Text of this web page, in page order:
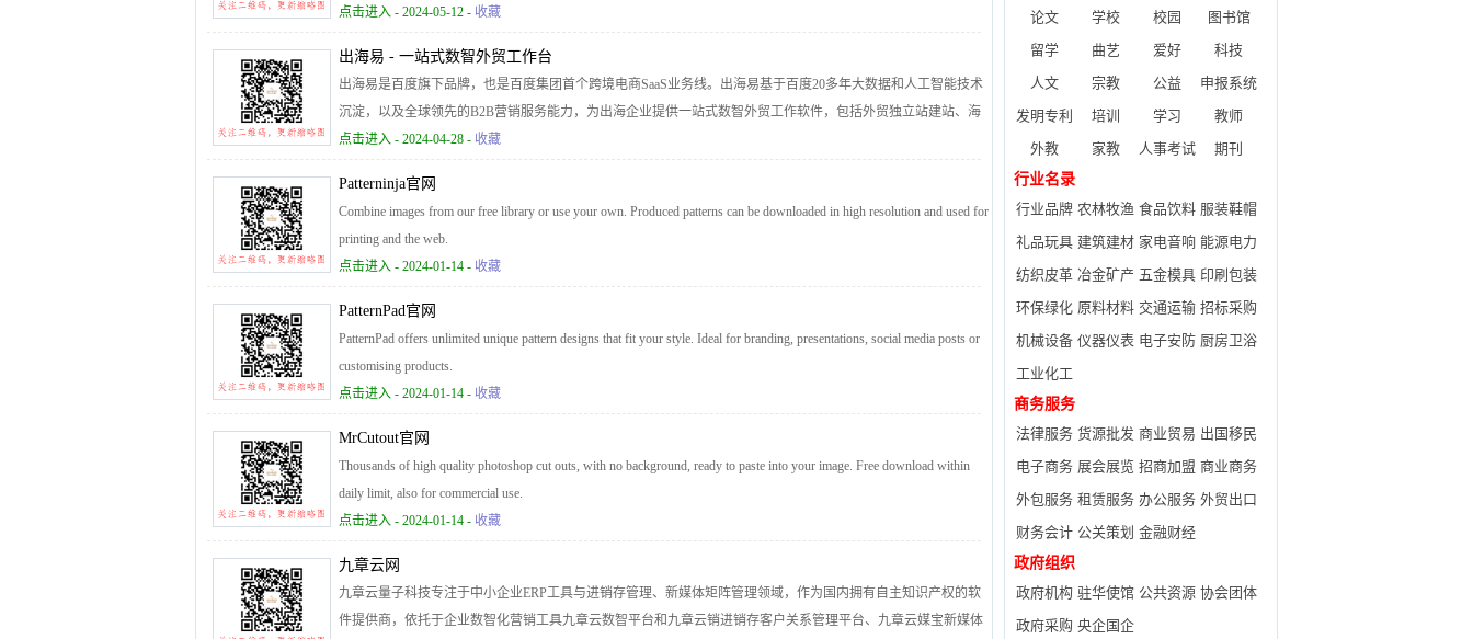
网络推广论坛 , 英文站长论坛 , Affiliate论坛
点击进入 - 2024-05-12 - 收藏
出海易 - 一站式数智外贸工作台
出海易是百度旗下品牌，也是百度集团首个跨境电商SaaS业务线。出海易基于百度20多年大数据和人工智能技术
沉淀，以及全球领先的B2B营销服务能力，为出海企业提供一站式数智外贸工作软件，包括外贸独立站建站、海
外十大搜索引擎SEO、邮件营销、全球贸易数据、全球买家数据库、营销落地页等。
点击进入 - 2024-04-28 - 收藏
Patterninja官网
Combine images from our free library or use your own. Produced patterns can be downloaded in high resolution and used for
printing and the web.
点击进入 - 2024-01-14 - 收藏
PatternPad官网
PatternPad offers unlimited unique pattern designs that fit your style. Ideal for branding, presentations, social media posts or
customising products.
点击进入 - 2024-01-14 - 收藏
MrCutout官网
Thousands of high quality photoshop cut outs, with no background, ready to paste into your image. Free download within
daily limit, also for commercial use.
点击进入 - 2024-01-14 - 收藏
九章云网
九章云量子科技专注于中小企业ERP工具与进销存管理、新媒体矩阵管理领域，作为国内拥有自主知识产权的软
件提供商，依托于企业数智化营销工具九章云数智平台和九章云销进销存客户关系管理平台、九章云媒宝新媒体
论文
学校 校园
图书馆
留学
曲艺 爱好
科技
人文
宗教 公益
申报系统
发明专利
培训 学习
教师
外教
家教 人事考试
期刊
行业名录
行业品牌 农林牧渔 食品饮料 服装鞋帽
礼品玩具 建筑建材 家电音响 能源电力
纺织皮革 冶金矿产 五金模具 印刷包装
环保绿化 原料材料 交通运输 招标采购
机械设备 仪器仪表 电子安防 厨房卫浴
工业化工
商务服务
法律服务 货源批发 商业贸易 出国移民
电子商务 展会展览 招商加盟 商业商务
外包服务 租赁服务 办公服务 外贸出口
财务会计 公关策划 金融财经
政府组织
政府机构 驻华使馆 公共资源 协会团体
政府采购 央企国企